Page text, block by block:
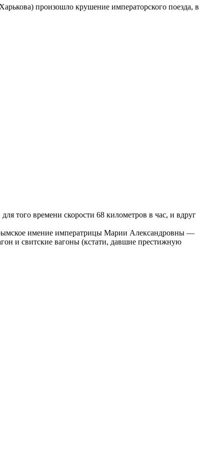
произошло крушение императорского поезда, в
того времени скорости 68 километров в час, и вдруг
имение императрицы Марии Александровны —
и свитские вагоны (кстати, давшие престижную